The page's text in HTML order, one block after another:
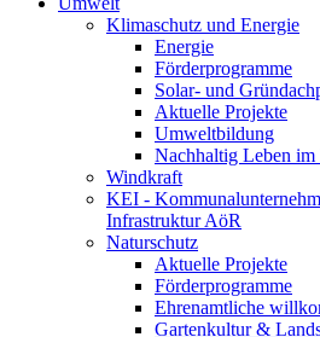
Klimaschutz und Energie
Energie
Förderprogramme
Solar- und
Aktuelle Projekte
Umweltbildung
Nachhaltig Leben im
Windkraft
KEI -
Infrastruktur AöR
Naturschutz
Aktuelle Projekte
Förderprogramme
Ehrenamtliche
Gartenkultur &